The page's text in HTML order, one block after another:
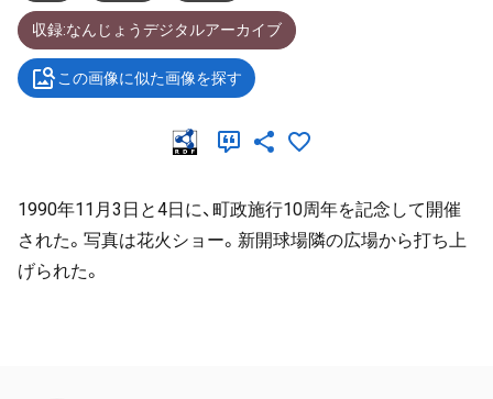
収録:なんじょうデジタルアーカイブ
この画像に似た画像を探す
1990年11月3日と4日に、町政施行10周年を記念して開催
された。写真は花火ショー。新開球場隣の広場から打ち上
げられた。